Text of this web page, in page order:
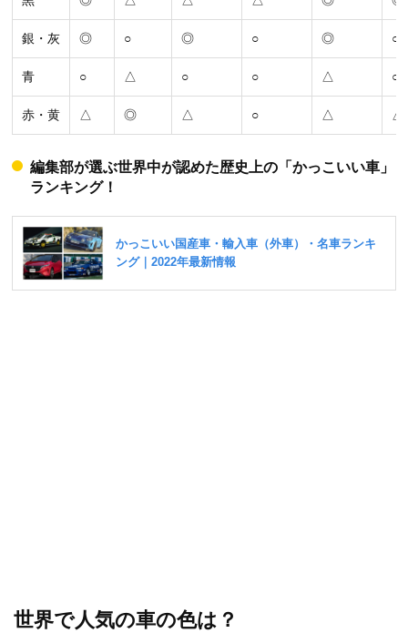
銀・灰 ◎ ○ ◎ ○ ◎ ○
青 ○ △ ○ ○ △ ○
赤・黄 △ ◎ △ ○ △ △
編集部が選ぶ世界中が認めた歴史上の「かっこいい車」
ランキング！
世界で人気の車の色は？